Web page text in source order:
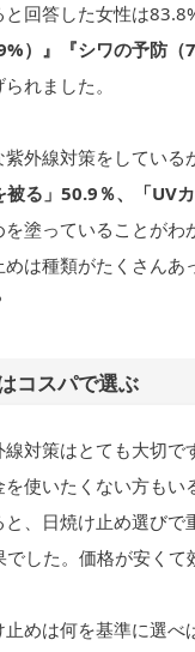
回答した女性は
）』『シワの予防（
れました。
外線対策をしている
る」50.9％、「UV
塗っていることがわ
めは種類がたくさん
コスパで選ぶ
対策はとても大切
使いたくない方もい
、日焼け止め選びで
でした。価格が安くて
めは何を基準に選べ